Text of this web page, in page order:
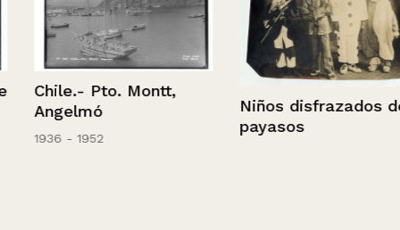
Chile.- Pto. Montt,
Angelmó
1936 - 1952
Niños disfrazados de
payasos